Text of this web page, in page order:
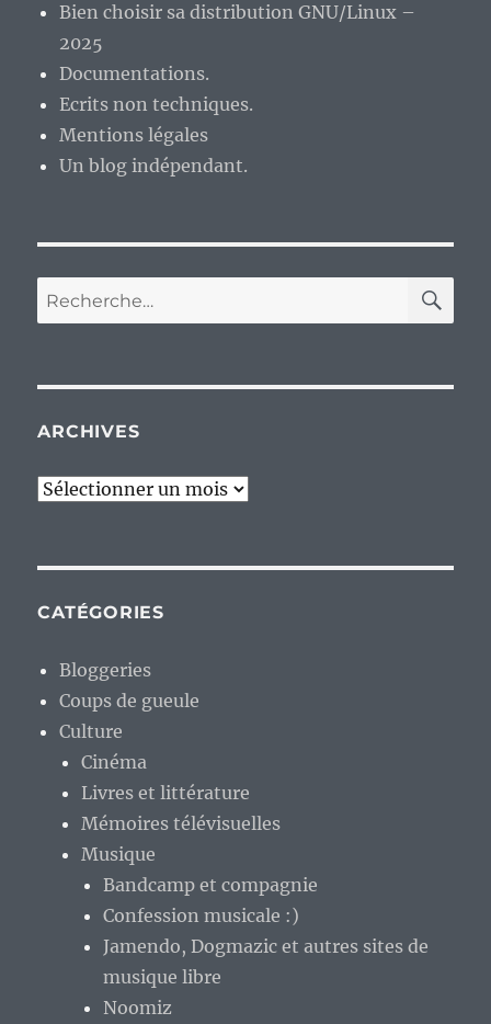
Bien choisir sa distribution GNU/Linux –
2025
Documentations.
Ecrits non techniques.
Mentions légales
Un blog indépendant.
Recherche
pour :
ARCHIVES
Archives
CATÉGORIES
Bloggeries
Coups de gueule
Culture
Cinéma
Livres et littérature
Mémoires télévisuelles
Musique
Bandcamp et compagnie
Confession musicale :)
Jamendo, Dogmazic et autres sites de
musique libre
Noomiz